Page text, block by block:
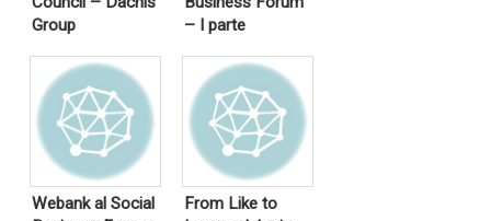
Group
– I parte
Webank al Social
From Like to